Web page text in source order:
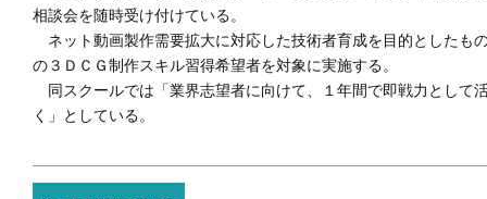
相談会を随時受け付けている。
ネット動画製作需要拡大に対応した技術者育成を目的としたも
の３ＤＣＧ制作スキル習得希望者を対象に実施する。
同スクールでは「業界志望者に向けて、１年間で即戦力として
く」としている。